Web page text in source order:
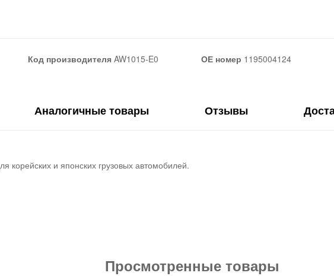
Код производителяAW1015-E0 ОЕ номер 1195004124
Аналогичные товары Отзывы
корейских и японских грузовых автомобилей.
Просмотренные товары